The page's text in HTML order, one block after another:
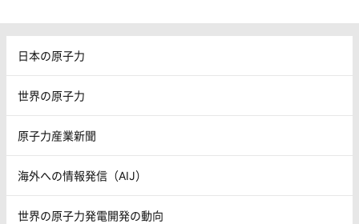
日本の原子力
世界の原子力
原子力産業新聞
海外への情報発信（AIJ）
世界の原子力発電開発の動向